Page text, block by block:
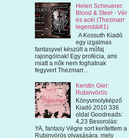
Helen Scheuerer:
Blood & Steel - Vér
és acél (Thezmarr
legendái#1)
A Kossuth Kiadó
egy izgalmas
fantasyvel készült a műfaj
rajongóinak! Egy profécia, ami
miatt a nők nem foghatnak
fegyvert Thezmarr...
Kerstin Gier:
Rubinvörös
Könyvmolyképző
Kiadó 2010 336
oldal Goodreads:
4,23 Besorolás:
YA, fantasy Végre sort kerítettem a
Rubinvörös olvasására, mely